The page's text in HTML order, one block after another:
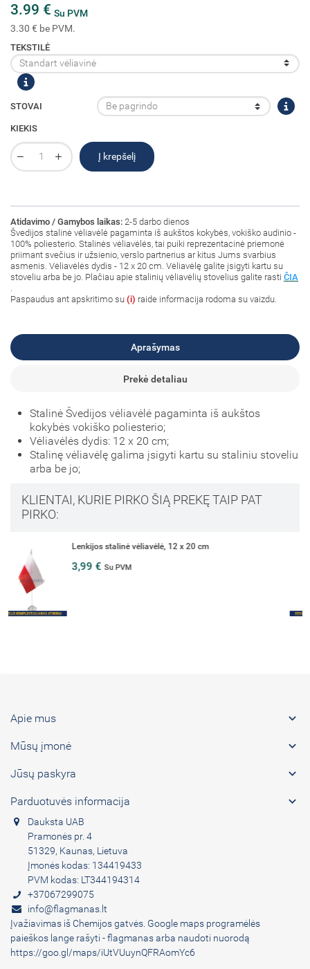
3.99 € Su PVM
3.30 € be PVM.
TEKSTILĖ
STOVAI
KIEKIS
Į krepšelį
Atidavimo / Gamybos laikas: 2-5 darbo dienos
Švedijos stalinė vėliavėlė pagaminta iš aukštos kokybės, vokiško audinio -
100% poliesterio . Stalinės vėliavėlės, tai puiki reprezentacinė priemonė
priimant svečius ir užsienio, verslo partnerius ar kitus Jums svarbius
asmenis. Vėliavėlės dydis - 12 x 20 cm. Vėliavėlę galite įsigyti kartu su
stoveliu arba be jo. Plačiau apie stalinių vėliavėlių stovelius galite rasti ČIA
Paspaudus ant apskritimo su (i) raide informacija rodoma su vaizdu.
Aprašymas
Prekė detaliau
Stalinė Švedijos vėliavėlė pagaminta iš aukštos
kokybės vokiško poliesterio;
Vėliavėlės dydis: 12 x 20 cm;
Stalinę vėliavėlę galima įsigyti kartu su staliniu stoveliu
arba be jo;
KLIENTAI, KURIE PIRKO ŠIĄ PREKĘ TAIP PAT
PIRKO:
Jungtinių Amerikos Valstijų stalinė vėliavėlė, 12 x 20 cm
3,99 €
Apie mus 
Mūsų įmonė 
Jūsų paskyra 
Parduotuvės informacija 
Dauksta UAB
Pramonės pr. 4
51329, Kaunas, Lietuva
Įmonės kodas: 134419433
PVM kodas: LT344194314
+37067299075
info@flagmanas.lt
Įvažiavimas iš Chemijos gatvės. Google maps programėlės
paieškos lange rašyti - flagmanas arba naudoti nuorodą
https://goo.gl/maps/iUtVUuynQFRAomYc6